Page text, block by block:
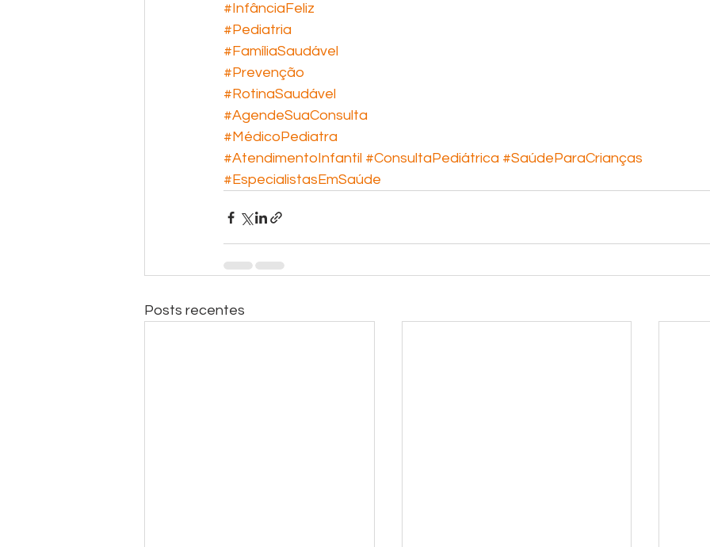
#InfânciaFeliz
#Pediatria
#FamíliaSaudável
#Prevenção
#RotinaSaudável
#AgendeSuaConsulta
#MédicoPediatra
#AtendimentoInfantil #ConsultaPediátrica #SaúdeParaCrianças
#EspecialistasEmSaúde
Posts recentes